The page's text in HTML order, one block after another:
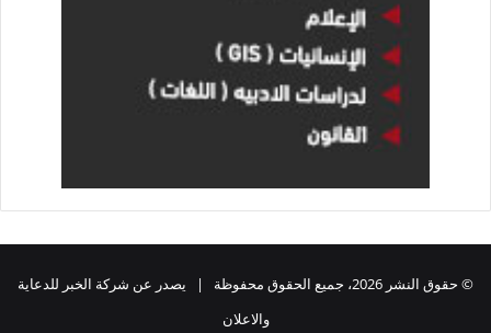
© حقوق النشر 2026، جميع الحقوق محفوظة | يصدر عن شركة الخبر للدعاية
والاعلان